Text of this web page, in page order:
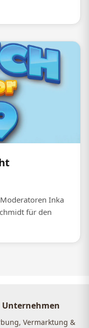
Inka
für den
Unternehmen
Vermarktung &